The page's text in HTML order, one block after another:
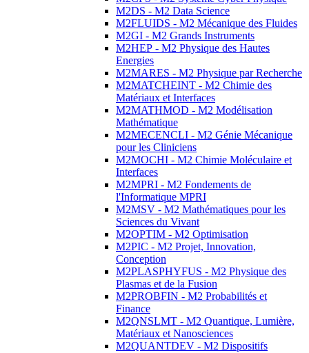
M2DS - M2 Data Science
M2FLUIDS - M2 Mécanique des Fluides
M2GI - M2 Grands Instruments
M2HEP - M2 Physique des Hautes
Energies
M2MARES - M2 Physique par Recherche
M2MATCHEINT - M2 Chimie des
Matériaux et Interfaces
M2MATHMOD - M2 Modélisation
Mathématique
M2MECENCLI - M2 Génie Mécanique
pour les Cliniciens
M2MOCHI - M2 Chimie Moléculaire et
Interfaces
M2MPRI - M2 Fondements de
l'Informatique MPRI
M2MSV - M2 Mathématiques pour les
Sciences du Vivant
M2OPTIM - M2 Optimisation
M2PIC - M2 Projet, Innovation,
Conception
M2PLASPHYFUS - M2 Physique des
Plasmas et de la Fusion
M2PROBFIN - M2 Probabilités et
Finance
M2QNSLMT - M2 Quantique, Lumière,
Matériaux et Nanosciences
M2QUANTDEV - M2 Dispositifs